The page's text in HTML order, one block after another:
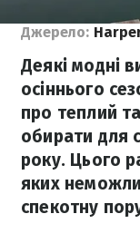
Джерело:
Деякі модні
осіннього
про теплий
обирати для
року. Цього
яких
спекотну